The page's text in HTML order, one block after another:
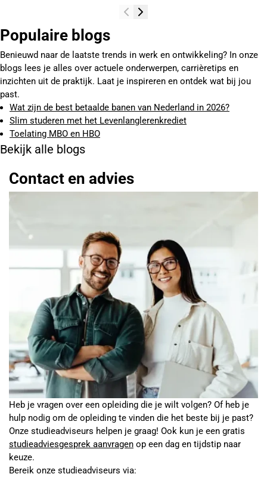
Populaire blogs
Benieuwd naar de laatste trends in werk en ontwikkeling? In onze
blogs lees je alles over actuele onderwerpen, carrièretips en
inzichten uit de praktijk. Laat je inspireren en ontdek wat bij jou
past.
Wat zijn de best betaalde banen van Nederland in 2026?
Slim studeren met het Levenlanglerenkrediet
Toelating MBO en HBO
Bekijk alle blogs
Contact en advies
Heb je vragen over een opleiding die je wilt volgen? Of heb je
hulp nodig om de opleiding te vinden die het beste bij je past?
Onze studieadviseurs helpen je graag! Ook kun je een gratis
studieadviesgesprek aanvragen op een dag en tijdstip naar
keuze.
Bereik onze studieadviseurs via: